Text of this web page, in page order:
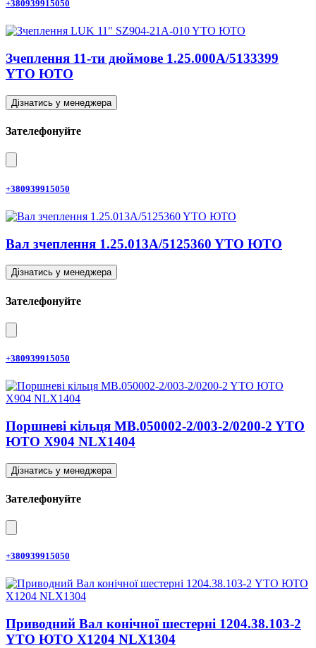
+380939915050
Зчеплення 11-ти дюймове 1.25.000A/5133399
YTO ЮТО
Дізнатись у менеджера
Зателефонуйте
+380939915050
Вал зчеплення 1.25.013A/5125360 YTO ЮТО
Дізнатись у менеджера
Зателефонуйте
+380939915050
Поршневі кільця MB.050002-2/003-2/0200-2 YTO
ЮТО X904 NLX1404
Дізнатись у менеджера
Зателефонуйте
+380939915050
Приводний Вал конічної шестерні 1204.38.103-2
YTO ЮТО X1204 NLX1304